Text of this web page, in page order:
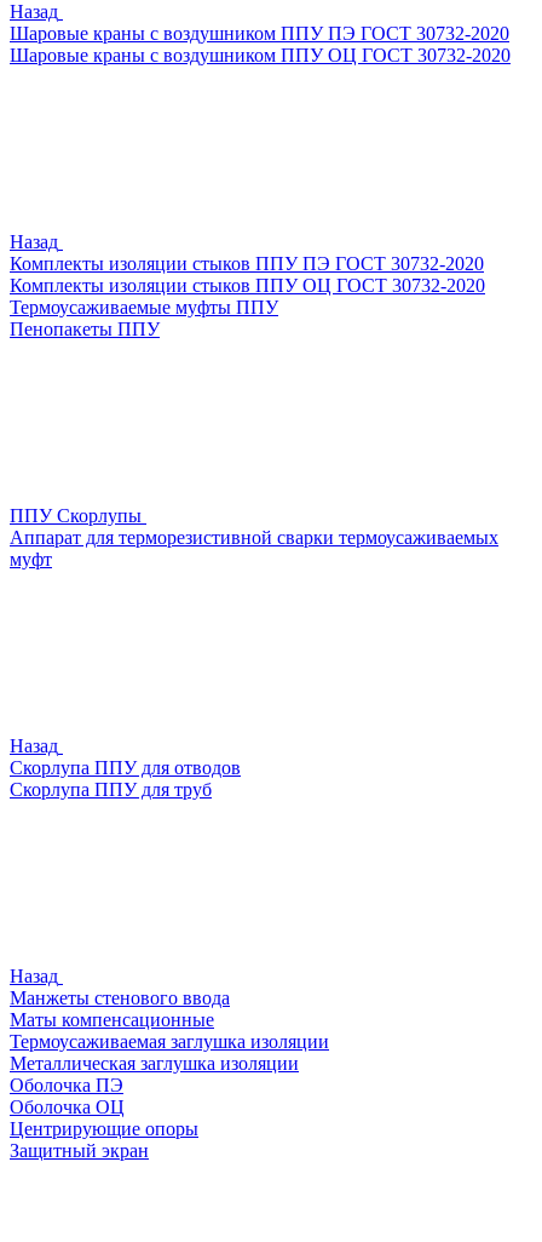
Назад
Шаровые краны с воздушником ППУ ПЭ ГОСТ 30732-2020
Шаровые краны с воздушником ППУ ОЦ ГОСТ 30732-2020
Назад
Комплекты изоляции стыков ППУ ПЭ ГОСТ 30732-2020
Комплекты изоляции стыков ППУ ОЦ ГОСТ 30732-2020
Термоусаживаемые муфты ППУ
Пенопакеты ППУ
ППУ Скорлупы
Аппарат для терморезистивной сварки термоусаживаемых
муфт
Назад
Скорлупа ППУ для отводов
Скорлупа ППУ для труб
Назад
Манжеты стенового ввода
Маты компенсационные
Термоусаживаемая заглушка изоляции
Металлическая заглушка изоляции
Оболочка ПЭ
Оболочка ОЦ
Центрирующие опоры
Защитный экран